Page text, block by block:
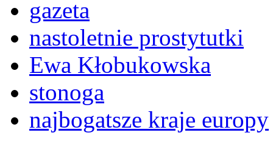
gazeta
nastoletnie prostytutki
Ewa Kłobukowska
stonoga
najbogatsze kraje europy